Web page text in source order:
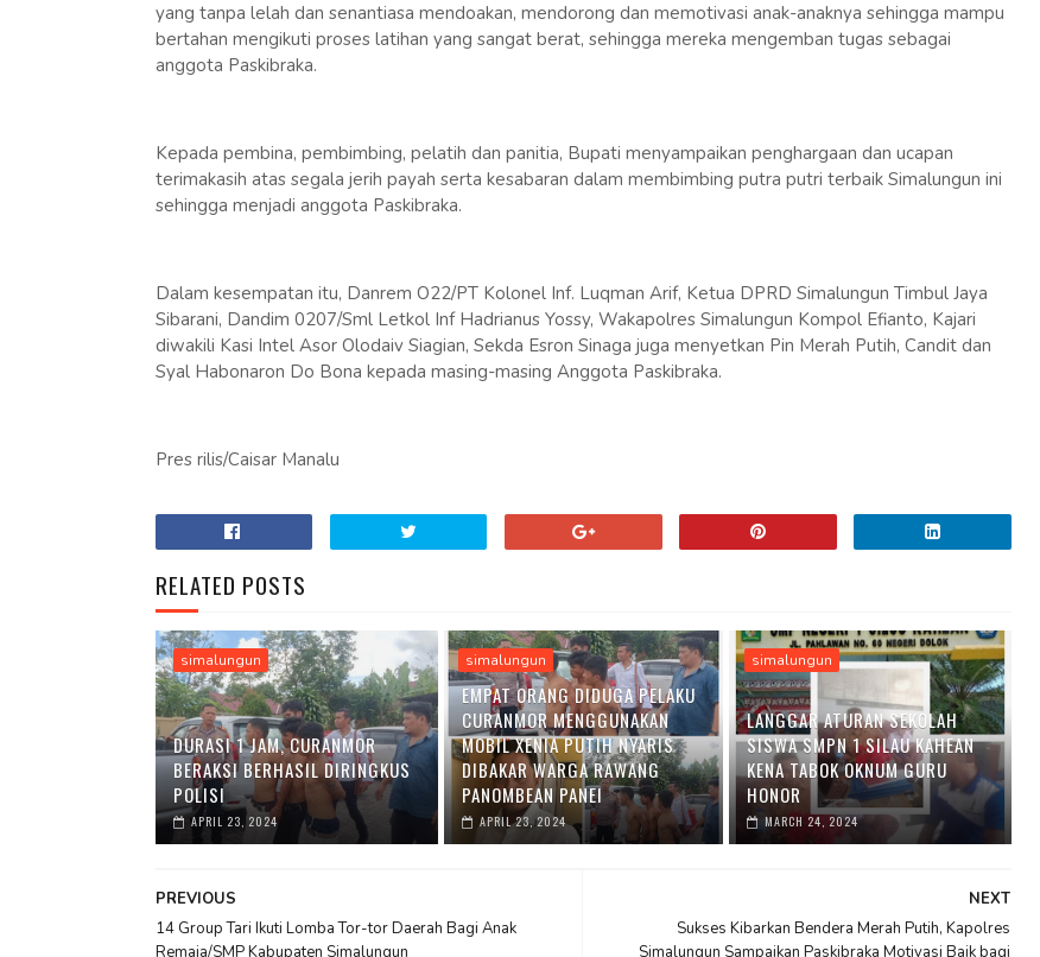
yang tanpa lelah dan senantiasa mendoakan, mendorong dan memotivasi anak-anaknya sehingga mampu
bertahan mengikuti proses latihan yang sangat berat, sehingga mereka mengemban tugas sebagai
anggota Paskibraka.
Kepada pembina, pembimbing, pelatih dan panitia, Bupati menyampaikan penghargaan dan ucapan
terimakasih atas segala jerih payah serta kesabaran dalam membimbing putra putri terbaik Simalungun ini
sehingga menjadi anggota Paskibraka.
Dalam kesempatan itu, Danrem O22/PT Kolonel Inf. Luqman Arif, Ketua DPRD Simalungun Timbul Jaya
Sibarani, Dandim 0207/Sml Letkol Inf Hadrianus Yossy, Wakapolres Simalungun Kompol Efianto, Kajari
diwakili Kasi Intel Asor Olodaiv Siagian, Sekda Esron Sinaga juga menyetkan Pin Merah Putih, Candit dan
Syal Habonaron Do Bona kepada masing-masing Anggota Paskibraka.
Pres rilis/Caisar Manalu
RELATED POSTS
simalungun
DURASI 1 JAM, CURANMOR
BERAKSI BERHASIL DIRINGKUS
POLISI
APRIL 23, 2024
simalungun
EMPAT ORANG DIDUGA PELAKU
CURANMOR MENGGUNAKAN
MOBIL XENIA PUTIH NYARIS
DIBAKAR WARGA RAWANG
PANOMBEAN PANEI
APRIL 23, 2024
simalungun
LANGGAR ATURAN SEKOLAH
SISWA SMPN 1 SILAU KAHEAN
KENA TABOK OKNUM GURU
HONOR
MARCH 24, 2024
NEXT
Sukses Kibarkan Bendera Merah Putih, Kapolres
Simalungun Sampaikan Paskibraka Motivasi Baik bagi
PREVIOUS
14 Group Tari Ikuti Lomba Tor-tor Daerah Bagi Anak
Remaja/SMP Kabupaten Simalungun